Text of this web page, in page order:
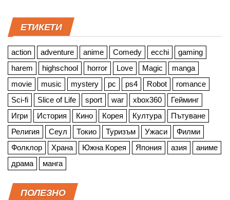
ЕТИКЕТИ
action adventure anime Comedy ecchi
gaming
harem
highschool horror Love Magic
manga
movie
music mystery pc ps4 Robot
romance
Sci-fi
Slice of Life sport war xbox360
Гейминг
Игри
История Кино Корея Култура
Пътуване
Религия
Сеул Токио Туризъм Ужаси
Филми
Фолклор
Храна Южна Корея Япония азия
аниме
драма
манга
ПОЛЕЗНО